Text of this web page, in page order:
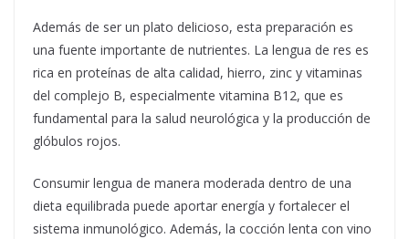
Además de ser un plato delicioso, esta preparación es
una fuente importante de nutrientes. La lengua de res es
rica en proteínas de alta calidad, hierro, zinc y vitaminas
del complejo B, especialmente vitamina B12, que es
fundamental para la salud neurológica y la producción de
glóbulos rojos.
Consumir lengua de manera moderada dentro de una
dieta equilibrada puede aportar energía y fortalecer el
sistema inmunológico. Además, la cocción lenta con vino